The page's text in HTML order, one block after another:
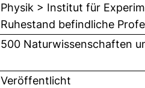
Physik > Institut für
Ruhestand befindliche
500 Naturwissenschaften
Veröffentlicht